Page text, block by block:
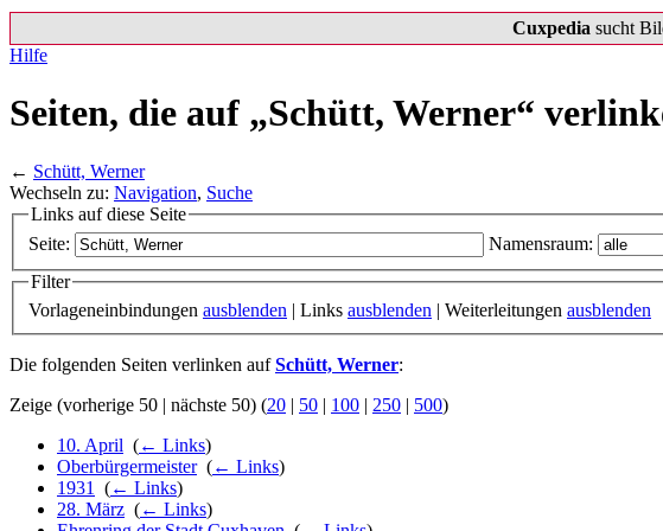
Cuxpedia sucht
Hilfe
Seiten, die auf „Schütt, Werner“
← Schütt, Werner
Wechseln zu: Navigation, Suche
Links auf diese Seite
Seite:
Namensraum:
Filter
Vorlageneinbindungen ausblenden | Links ausblenden | Weiterleitungen ausblenden
Die folgenden Seiten verlinken aufSchütt, Werner:
Zeige (vorherige 50 | nächste 50) (20 | 50 | 100 | 250 | 500)
10. April (← Links)
Oberbürgermeister‎ (← Links)
1931
(← Links)
28. März (← Links)